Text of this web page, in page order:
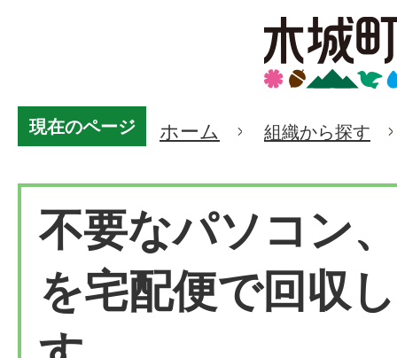
現在のページ ホーム 組織から探す
不要なパソコン
を宅配便で回収